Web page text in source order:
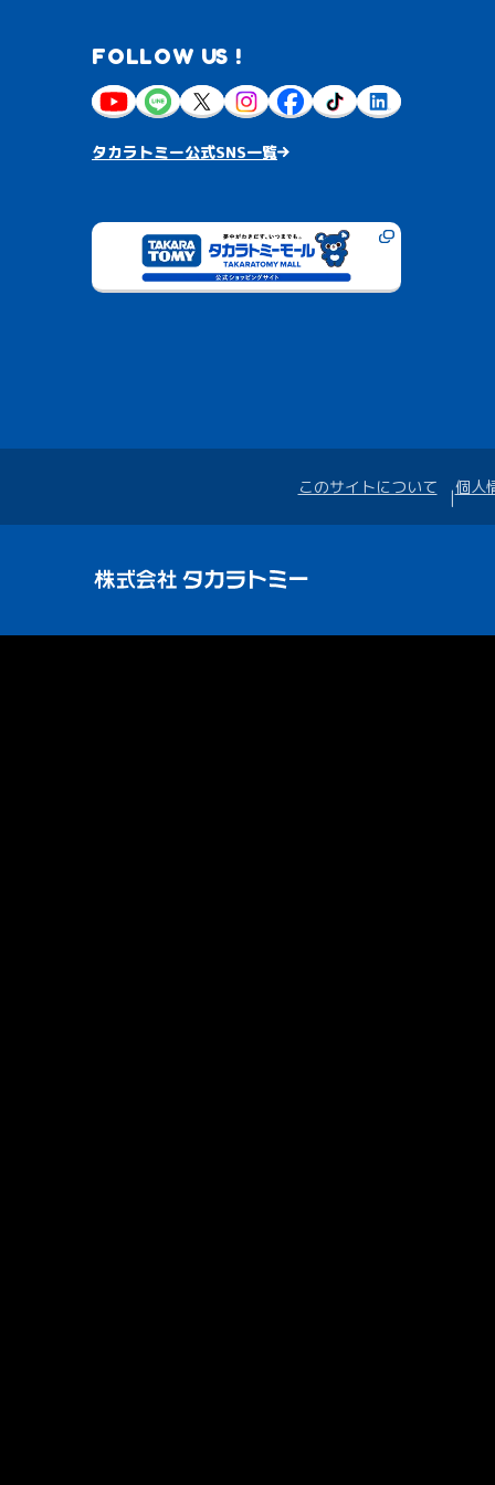
FOLLOW US !
タカラトミー公式SNS一覧
このサイトについて 個人